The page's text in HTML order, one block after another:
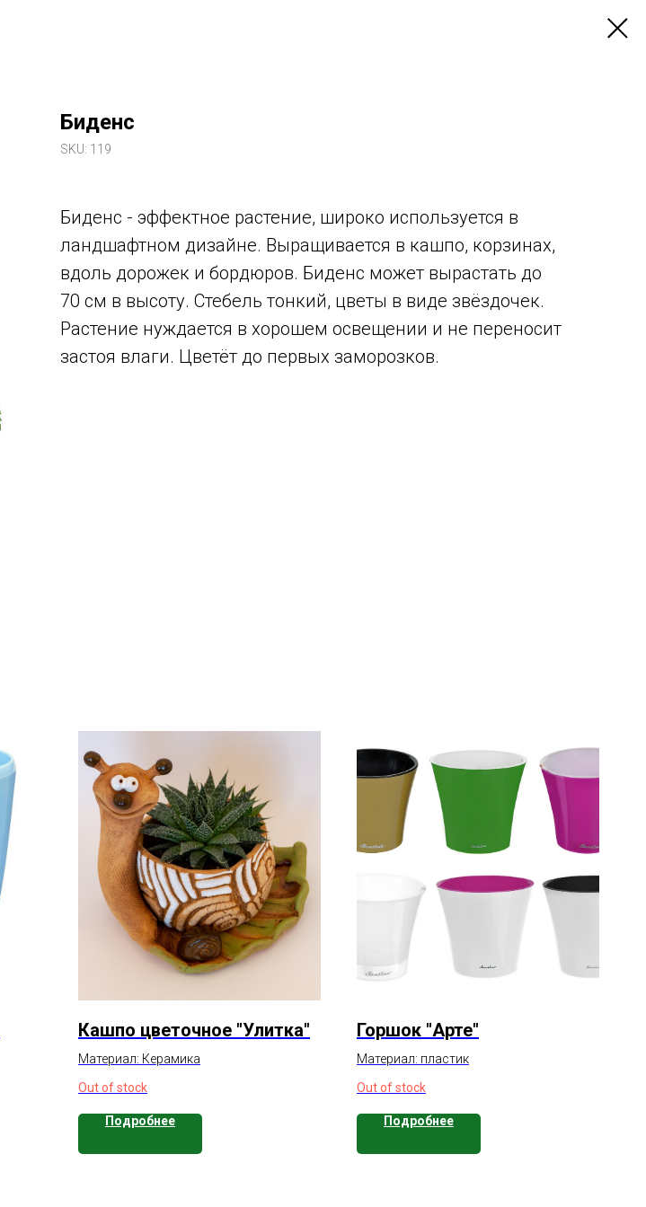
Биденс
SKU: 119
Биденс - эффектное растение, широко используется в
ландшафтном дизайне. Выращивается в кашпо, корзинах,
вдоль дорожек и бордюров. Биденс может вырастать до
70 см в высоту. Стебель тонкий, цветы в виде звёздочек.
Растение нуждается в хорошем освещении и не переносит
застоя влаги. Цветёт до первых заморозков.
Кашпо цветочное "Улитка"
Материал: Керамика
Out of stock
Подробнее
Горшок "Арте"
Материал: пластик
Out of stock
Подробнее